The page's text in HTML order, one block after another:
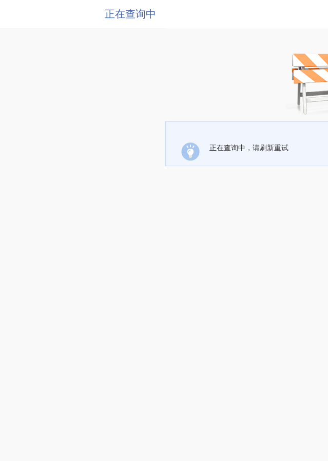
正在查询中
正在查询中，请刷新重试